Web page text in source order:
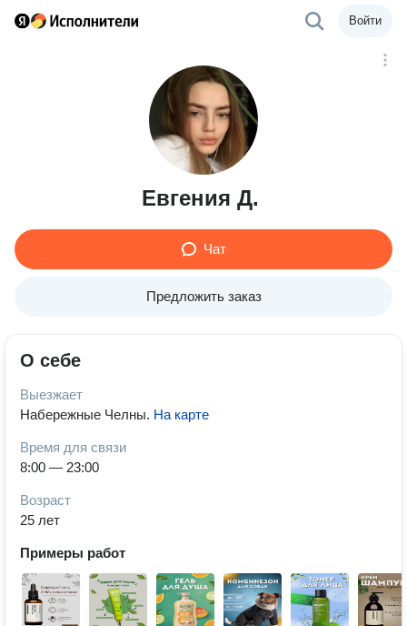
Войти
Евгения Д.
Чат
Предложить заказ
О себе
Выезжает
Набережные Челны. На карте
Время для связи
8:00 — 23:00
Возраст
25 лет
Примеры работ